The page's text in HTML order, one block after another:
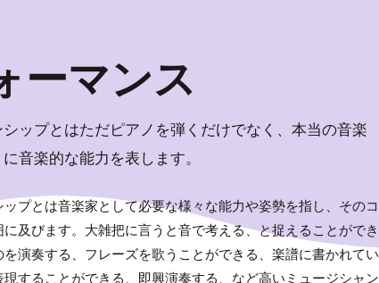
ーマンス
シップとはただピアノを弾くだけでなく、本当の音楽
音楽的な能力を表します。
ップとは音楽家として必要な様々な能力や姿勢を指し、そのコ
及びます。大雑把に言うと音で考える、と捉えることができ
を演奏する、フレーズを歌うことができる、楽譜に書かれてい
現することができる、即興演奏する、など高いミュージシャン